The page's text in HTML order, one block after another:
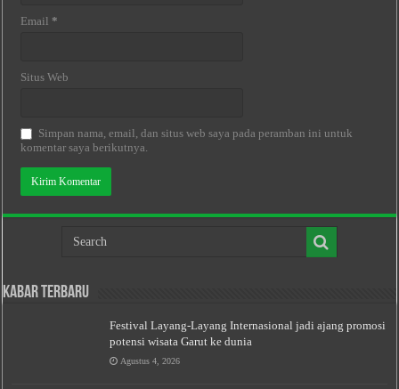
Email *
Situs Web
Simpan nama, email, dan situs web saya pada peramban ini untuk
komentar saya berikutnya.
Kabar Terbaru
Festival Layang-Layang Internasional jadi ajang promosi
potensi wisata Garut ke dunia
Agustus 4, 2026